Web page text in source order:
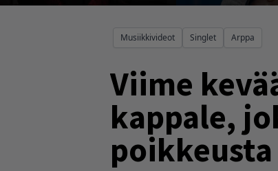
Musiikkivideot Singlet Arppa
Viime
kappale,